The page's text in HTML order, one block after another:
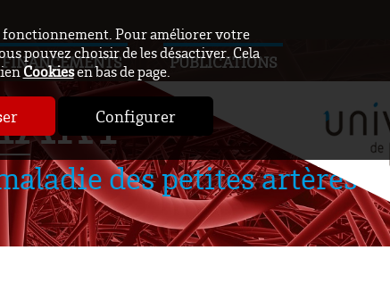
fonctionnement. Pour améliorer votre
pouvez choisir de les désactiver. Cela
Cookiesen bas de page.
Configurer
FINANCEMENTS PUBLICATIONS
des petites artères